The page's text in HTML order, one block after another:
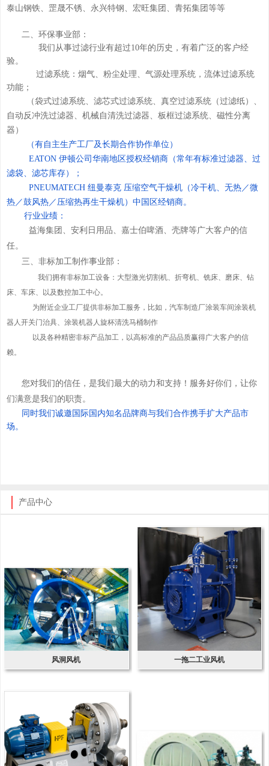
泰山钢铁、罡晟不锈、永兴特钢、宏旺集团、青拓集团等等
二、环保事业部：
我们从事过滤行业有超过10年的历史，有着广泛的客户经
验。
过滤系统：烟气、粉尘处理、气源处理系统，流体过滤系统
功能；
（袋式过滤系统、滤芯式过滤系统、真空过滤系统（过滤纸）、
自动反冲洗过滤器、机械自清洗过滤器、板框过滤系统、磁性分离
器）
（有自主生产工厂及长期合作协作单位）
EATON 伊顿公司华南地区授权经销商（常年有标准过滤器、过
滤袋、滤芯库存）；
PNEUMATECH 纽曼泰克 压缩空气干燥机（冷干机、无热／微
热／鼓风热／压缩热再生干燥机）中国区经销商。
行业业绩：
益海集团、安利日用品、嘉士伯啤酒、壳牌等广大客户的信
任。
三、非标加工制作事业部：
我们拥有非标加工设备：大型激光切割机、折弯机、铣床、磨床、钻
床、车床、以及数控加工中心。
为附近企业工厂提供非标加工服务，比如，汽车制造厂涂装车间涂装机
器人开关门治具、涂装机器人旋杯清洗马桶制作
以及各种精密非标产品加工，以高标准的产品品质赢得广大客户的信
赖。
您对我们的信任，是我们最大的动力和支持！服务好你们，让你
们满意是我们的职责。
同时我们诚邀国际国内知名品牌商与我们合作携手扩大产品市
场。
产品中心
风洞风机 一拖二工业风机